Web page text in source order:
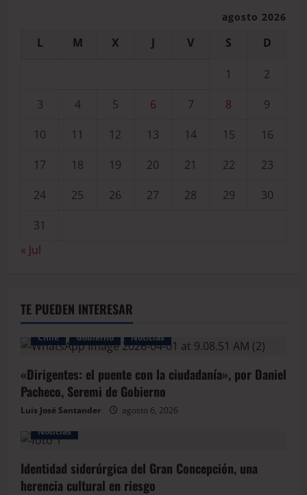
agosto 2026
L M X J V S D
1
2
3
4 5 6 7 8
9
10
11 12 13 14 15
16
17
18 19 20 21 22
23
24
25 26 27 28 29
30
31
« Jul
TE PUEDEN INTERESAR
Chile Gobierno Noticias
«Dirigentes: el puente con la ciudadanía», por Daniel
Pacheco, Seremi de Gobierno
Luis José Santander
agosto 6, 2026
Noticias
Identidad siderúrgica del Gran Concepción, una
herencia cultural en riesgo